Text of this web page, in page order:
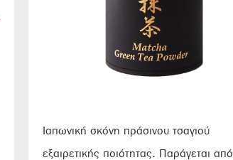
Ιαπωνική σκόνη πράσινου τσαγιού
εξαιρετικής ποιότητας. Παράγεται από